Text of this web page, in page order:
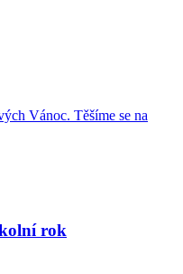
Vánoc. Těšíme se na
rok